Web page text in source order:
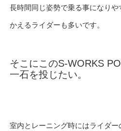
長時間同じ姿勢で乗る事になり
かえるライダーも多いです。
そこにこのS-WORKS
一石を投じたい。
室内とレーニング時にはライダ